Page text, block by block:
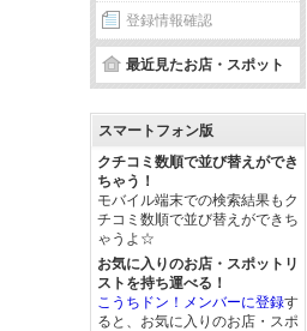
登録情報確認
最近見たお店・スポット
スマートフォン版
クチコミ数順で並び替えができ
ちゃう！
モバイル端末での検索結果もク
チコミ数順で並び替えができち
ゃうよ☆
お気に入りのお店・スポットリ
ストを持ち運べる！
こうちドン！メンバーに登録す
ると、お気に入りのお店・スポ